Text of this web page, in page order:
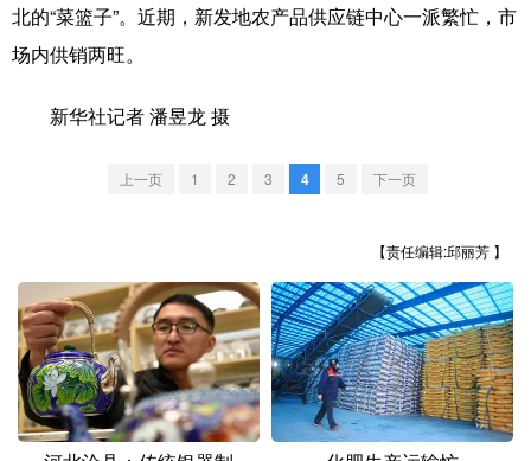
文化产业
天津 河北
江苏
浙江 安徽 福建 江西
山东 河南 湖北 湖南
广东 广西 海南 重庆
四川 贵州 云南 西藏
北的“菜篮子”。近期，新发地农产品供应链中心一派繁忙，市
场内供销两旺。
新华社记者 潘昱龙 摄
上一页 1 2 3 4 5 下一页
【责任编辑:邱丽芳 】